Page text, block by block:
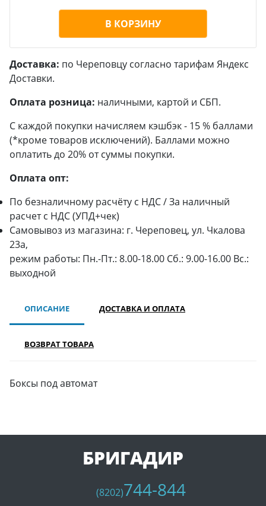
В КОРЗИНУ
Доставка: по Череповцу согласно тарифам Яндекс
Доставки.
Оплата розница: наличными, картой и СБП.
С каждой покупки начисляем кэшбэк - 15 % баллами
(*кроме товаров исключений). Баллами можно
оплатить до 20% от суммы покупки.
Оплата опт:
По безналичному расчёту с НДС / За наличный
расчет с НДС (УПД+чек)
Самовывоз из магазина: г. Череповец, ул. Чкалова
23а,
режим работы: Пн.-Пт.: 8.00-18.00 Сб.: 9.00-16.00 Вс.:
выходной
ОПИСАНИЕ ДОСТАВКА И ОПЛАТА
ВОЗВРАТ ТОВАРА
Боксы под автомат
БРИГАДИР
(8202)744-844